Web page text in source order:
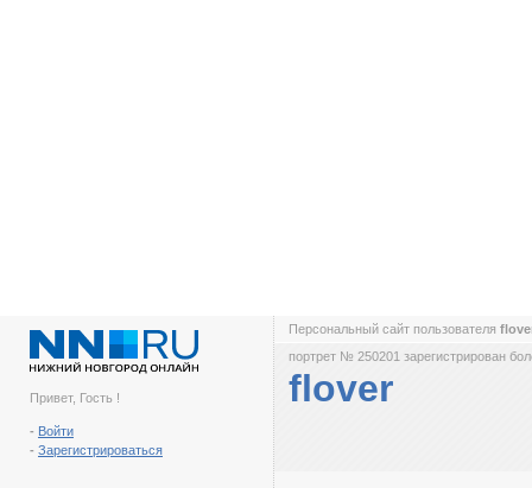
Привет, Гость !
- Войти
- Зарегистрироваться
Персональный сайт пользователя
портрет № 250201 зарегистрирован
flover